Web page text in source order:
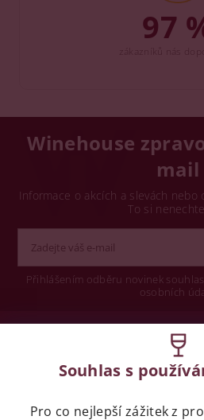
97
Winehouse
mail
Informace o akcích a slevách nebo
To si
Přihlášením odběru novinek
osobních
Legislativa
Zákaz prodeje
Souhlas s
Pro co nejlepší zážitek z